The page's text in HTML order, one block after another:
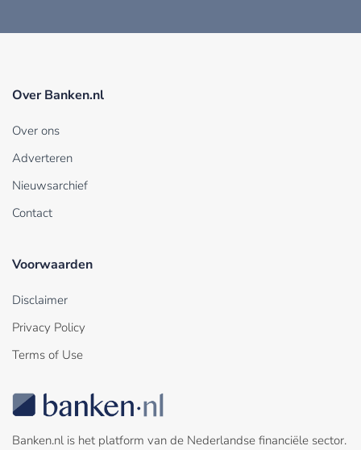
Over Banken.nl
Over ons
Adverteren
Nieuwsarchief
Contact
Voorwaarden
Disclaimer
Privacy Policy
Terms of Use
Banken.nl is het platform van de Nederlandse financiële sector.